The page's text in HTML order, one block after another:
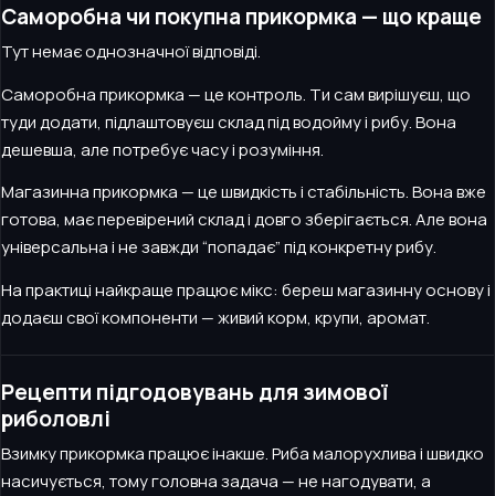
Саморобна чи покупна прикормка — що краще
Тут немає однозначної відповіді.
Саморобна прикормка — це контроль. Ти сам вирішуєш, що
туди додати, підлаштовуєш склад під водойму і рибу. Вона
дешевша, але потребує часу і розуміння.
Магазинна прикормка — це швидкість і стабільність. Вона вже
готова, має перевірений склад і довго зберігається. Але вона
універсальна і не завжди “попадає” під конкретну рибу.
На практиці найкраще працює мікс: береш магазинну основу і
додаєш свої компоненти — живий корм, крупи, аромат.
Рецепти підгодовувань для зимової
риболовлі
Взимку прикормка працює інакше. Риба малорухлива і швидко
насичується, тому головна задача — не нагодувати, а